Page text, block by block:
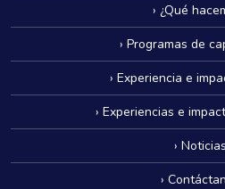
› ¿Qué
› Programas de
› Experiencia e
› Experiencias e
› Noticias
›